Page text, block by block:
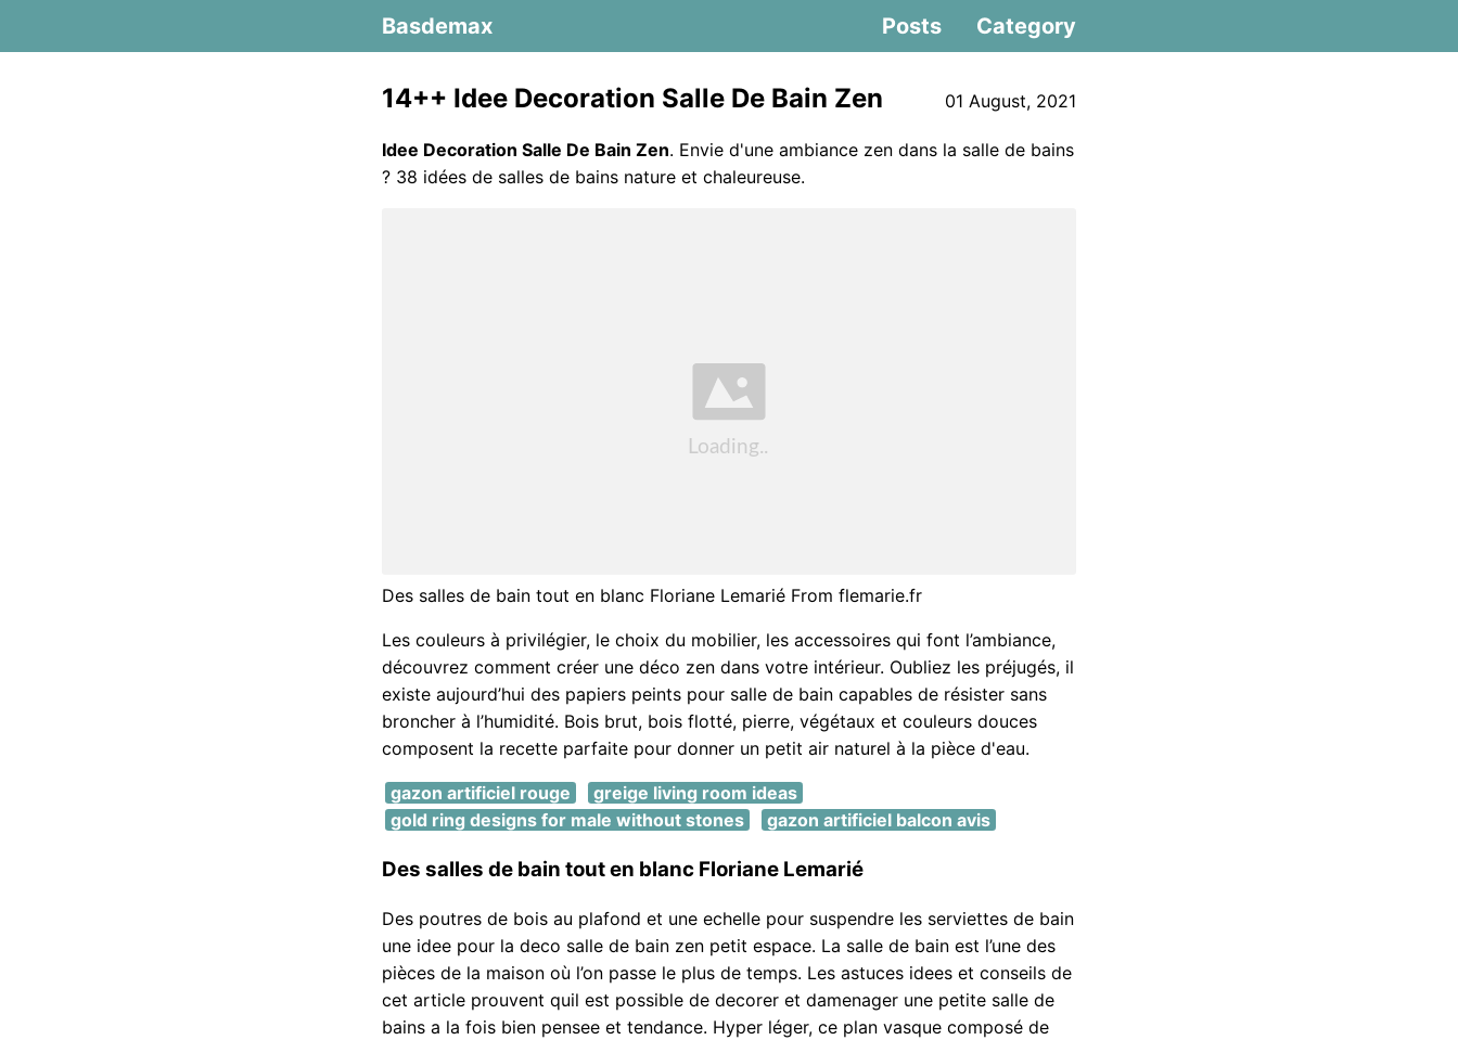
Basdemax Posts Category
14++ Idee Decoration Salle De Bain Zen 01 August, 2021
Idee Decoration Salle De Bain Zen. Envie d'une ambiance zen dans la salle de bains
? 38 idées de salles de bains nature et chaleureuse.
Des salles de bain tout en blanc Floriane Lemarié From flemarie.fr
Les couleurs à privilégier, le choix du mobilier, les accessoires qui font l’ambiance,
découvrez comment créer une déco zen dans votre intérieur. Oubliez les préjugés, il
existe aujourd’hui des papiers peints pour salle de bain capables de résister sans
broncher à l’humidité. Bois brut, bois flotté, pierre, végétaux et couleurs douces
composent la recette parfaite pour donner un petit air naturel à la pièce d'eau.
gazon artificiel rouge
greige living room ideas
gold ring designs for male without stones
gazon artificiel balcon avis
Des salles de bain tout en blanc Floriane Lemarié
Des poutres de bois au plafond et une echelle pour suspendre les serviettes de bain
une idee pour la deco salle de bain zen petit espace. La salle de bain est l’une des
pièces de la maison où l’on passe le plus de temps. Les astuces idees et conseils de
cet article prouvent quil est possible de decorer et damenager une petite salle de
bains a la fois bien pensee et tendance. Hyper léger, ce plan vasque composé de